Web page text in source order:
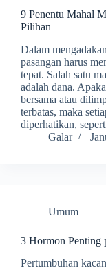
9 Penentu Mahal
Pilihan
Dalam
pasangan harus
tepat. Salah satu
adalah dana.
bersama atau
terbatas, maka
diperhatikan,
Galar
Umum
3 Hormon Penting
Pertumbuhan